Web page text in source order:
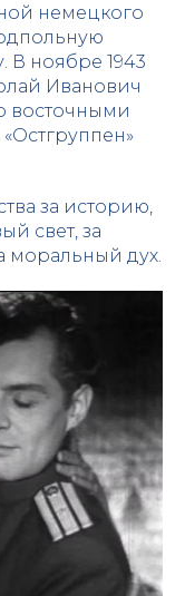
немецкого
В ноябре 1943
Иванович
восточными
за историю,
свет, за
моральный дух.